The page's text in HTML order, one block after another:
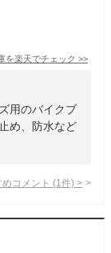
を楽天でチェック >>
用のバイクブ
め、防水など
コメント (1 件) >